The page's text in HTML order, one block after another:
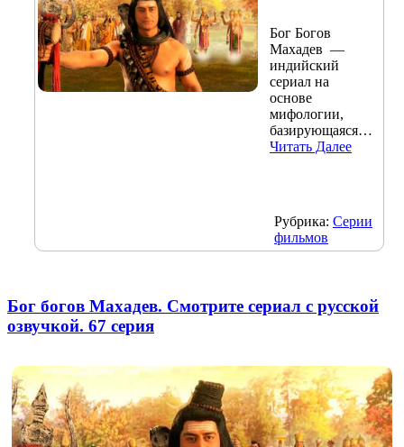
Бог Богов
Махадев —
индийский
сериал на
основе
мифологии,
базирующаяся…
Читать Далее
Рубрика: Серии
фильмов
Бог богов Махадев. Смотрите сериал с русской
озвучкой. 67 серия